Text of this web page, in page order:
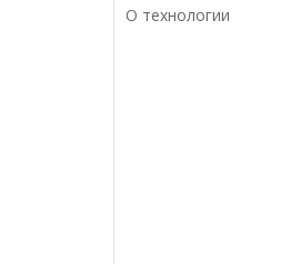
О технологии